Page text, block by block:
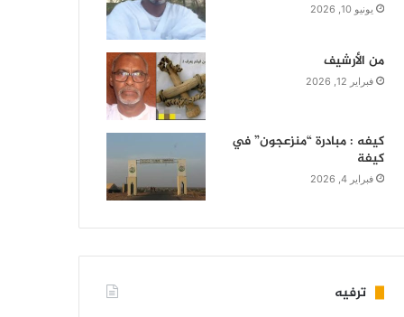
يونيو 10, 2026
من الأرشيف
فبراير 12, 2026
كيفه : مبادرة “منزعجون” في
كيفة
فبراير 4, 2026
ترفيه